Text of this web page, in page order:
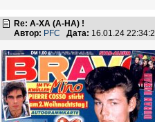
Re: А-ХА (A-HA) !
Автор: PFC Дата: 16.01.24